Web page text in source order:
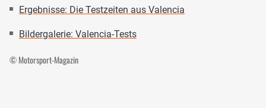
Ergebnisse: Die Testzeiten aus Valencia
Bildergalerie: Valencia-Tests
© Motorsport-Magazin